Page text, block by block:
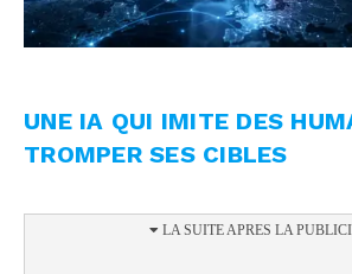
UNE IA QUI IMITE DES
TROMPER SES CIBLES